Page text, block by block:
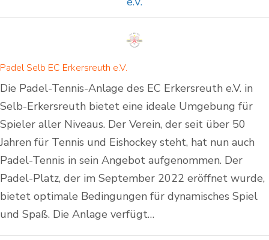
Padel Selb EC Erkersreuth e.V.
Die Padel-Tennis-Anlage des EC Erkersreuth e.V. in
Selb-Erkersreuth bietet eine ideale Umgebung für
Spieler aller Niveaus. Der Verein, der seit über 50
Jahren für Tennis und Eishockey steht, hat nun auch
Padel-Tennis in sein Angebot aufgenommen. Der
Padel-Platz, der im September 2022 eröffnet wurde,
bietet optimale Bedingungen für dynamisches Spiel
und Spaß. Die Anlage verfügt…